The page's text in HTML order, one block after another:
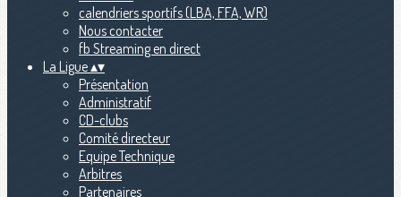
calendriers sportifs (LBA, FFA, WR)
Nous contacter
fb Streaming en direct
La Ligue▴▾
Présentation
Administratif
CD-clubs
Comité directeur
Equipe Technique
Arbitres
Partenaires